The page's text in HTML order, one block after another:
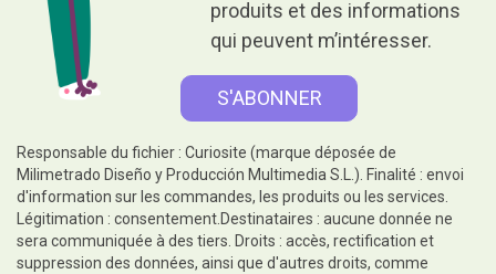
produits et des informations
qui peuvent m’intéresser.
Responsable du fichier : Curiosite (marque déposée de
Milimetrado Diseño y Producción Multimedia S.L.). Finalité : envoi
d'information sur les commandes, les produits ou les services.
Légitimation : consentement.Destinataires : aucune donnée ne
sera communiquée à des tiers. Droits : accès, rectification et
suppression des données, ainsi que d'autres droits, comme